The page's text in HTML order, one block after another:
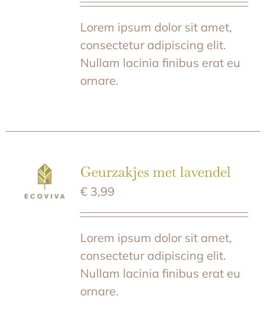
Lorem ipsum dolor sit amet,
consectetur adipiscing elit.
Nullam lacinia finibus erat eu
ornare.
Geurzakjes met lavendel
€3,99
Lorem ipsum dolor sit amet,
consectetur adipiscing elit.
Nullam lacinia finibus erat eu
ornare.